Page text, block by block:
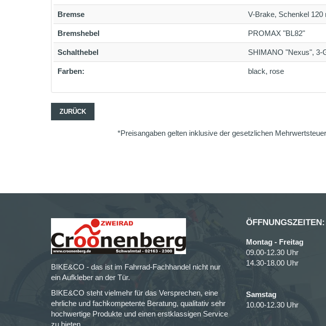
Bremse V-Brake, Schenkel 120
Bremshebel PROMAX "BL82"
Schalthebel SHIMANO "Nexus", 3-
Farben: black, rose
ZURÜCK
*Preisangaben gelten inklusive der gesetzlichen
BIKE&CO - das ist im Fahrrad-Fachhandel nicht nur
ein Aufkleber an der Tür.
BIKE&CO steht vielmehr für das Versprechen, eine
ehrliche und fachkompetente Beratung, qualitativ sehr
hochwertige Produkte und einen erstklassigen Service
zu bieten.
ÖFFNUNGSZEITEN:
Montag - Freitag
09.00-12.30 Uhr
14.30-18.00 Uhr
Samstag
10.00-12.30 Uhr